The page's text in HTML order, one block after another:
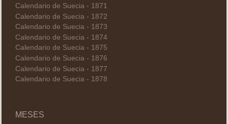
Calendario de Suecia - 1871
Calendario de Suecia - 1872
Calendario de Suecia - 1873
Calendario de Suecia - 1874
Calendario de Suecia - 1875
Calendario de Suecia - 1876
Calendario de Suecia - 1877
Calendario de Suecia - 1878
MESES